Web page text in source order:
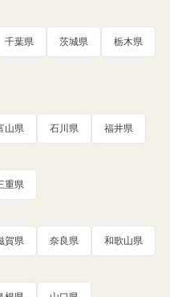
千葉県 茨城県 栃木県
山県 石川県 福井県
重県
賀県 奈良県 和歌山県